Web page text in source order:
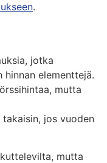
.
jotka
elementtejä.
mutta
jos vuoden
mutta